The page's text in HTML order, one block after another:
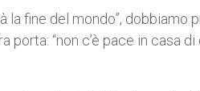
la fine del mondo”, dobbiamo
porta: “non c’è pace in casa